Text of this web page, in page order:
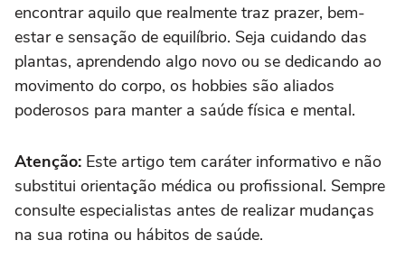
encontrar aquilo que realmente traz prazer, bem-
estar e sensação de equilíbrio. Seja cuidando das
plantas, aprendendo algo novo ou se dedicando ao
movimento do corpo, os hobbies são aliados
poderosos para manter a saúde física e mental.
Atenção: Este artigo tem caráter informativo e não
substitui orientação médica ou profissional. Sempre
consulte especialistas antes de realizar mudanças
na sua rotina ou hábitos de saúde.